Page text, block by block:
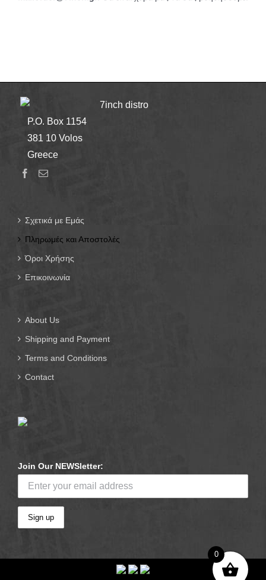
7inch distro
P.O. Box 1154
381 10 Volos
Greece
Σχετικά με Εμάς
Πληρωμές και Αποστολές
Όροι Χρήσης
Επικοινωνία
About Us
Shipping and Payment
Terms and Conditions
Contact
Join Our NEWSletter:
0